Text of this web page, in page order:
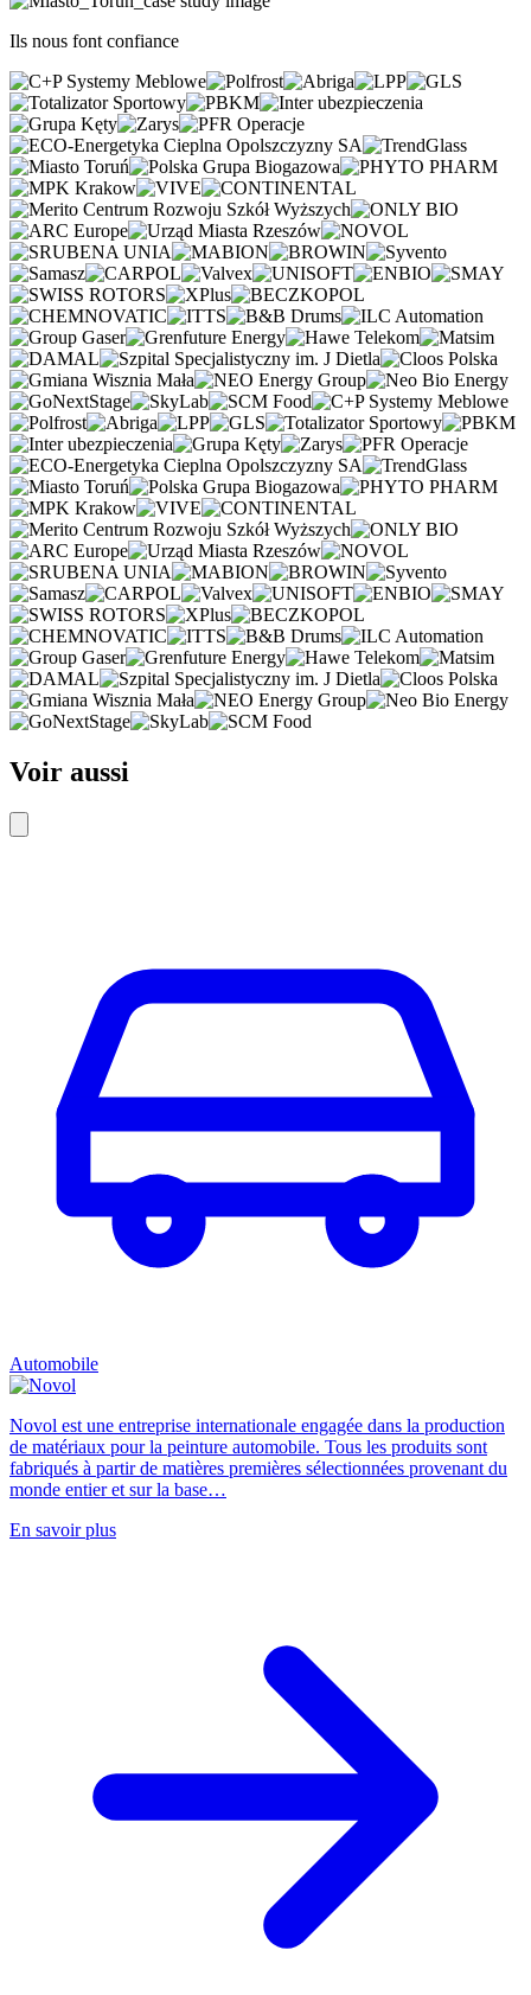
Ils nous font confiance
Voir aussi
Automobile
Novol est une entreprise internationale engagée dans la production
de matériaux pour la peinture automobile. Tous les produits sont
fabriqués à partir de matières premières sélectionnées provenant du
monde entier et sur la base…
En savoir plus